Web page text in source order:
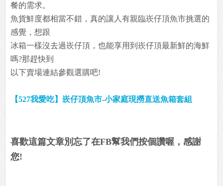
餐的需求。
魚貨鮮度都相當不錯，真的讓人有親臨崁仔頂魚市挑選的
感覺，想跟
冰箱一樣沒去過崁仔頂，也能享用到崁仔頂最新鮮的海鮮
嗎?那趕快到
以下賣場連結參觀選購吧!
【527我愛吃】崁仔頂魚市-小家庭現撈直送魚箱套組
喜歡這篇文章別忘了在FB幫我們按個讚喔，感謝
您!